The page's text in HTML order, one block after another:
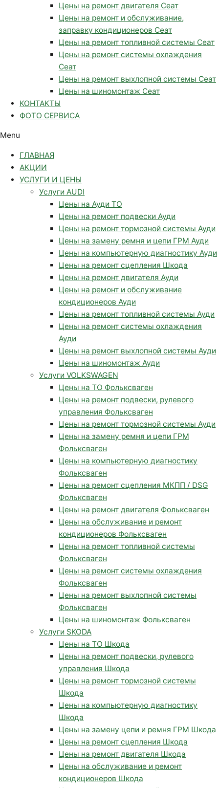
Цены на ремонт двигателя Сеат
Цены на ремонт и обслуживание,
заправку кондиционеров Сеат
Цены на ремонт топливной системы Сеат
Цены на ремонт системы охлаждения
Сеат
Цены на ремонт выхлопной системы Сеат
Цены на шиномонтаж Сеат
КОНТАКТЫ
ФОТО СЕРВИСА
Menu
ГЛАВНАЯ
АКЦИИ
УСЛУГИ И ЦЕНЫ
Услуги AUDI
Цены на Ауди ТО
Цены на ремонт подвески Ауди
Цены на ремонт тормозной системы Ауди
Цены на замену ремня и цепи ГРМ Ауди
Цены на компьютерную диагностику Ауди
Цены на ремонт сцепления Шкода
Цены на ремонт двигателя Ауди
Цены на ремонт и обслуживание
кондиционеров Ауди
Цены на ремонт топливной системы Ауди
Цены на ремонт системы охлаждения
Ауди
Цены на ремонт выхлопной системы Ауди
Цены на шиномонтаж Ауди
Услуги VOLKSWAGEN
Цены на ТО Фольксваген
Цены на ремонт подвески, рулевого
управления Фольксваген
Цены на ремонт тормозной системы Ауди
Цены на замену ремня и цепи ГРМ
Фольксваген
Цены на компьютерную диагностику
Фольксваген
Цены на ремонт сцепления МКПП / DSG
Фольксваген
Цены на ремонт двигателя Фольксваген
Цены на обслуживание и ремонт
кондиционеров Фольксваген
Цены на ремонт топливной системы
Фольксваген
Цены на ремонт системы охлаждения
Фольксваген
Цены на ремонт выхлопной системы
Фольксваген
Цены на шиномонтаж Фольксваген
Услуги SKODA
Цены на ТО Шкода
Цены на ремонт подвески, рулевого
управления Шкода
Цены на ремонт тормозной системы
Шкода
Цены на компьютерную диагностику
Шкода
Цены на замену цепи и ремня ГРМ Шкода
Цены на ремонт сцепления Шкода
Цены на ремонт двигателя Шкода
Цены на обслуживание и ремонт
кондиционеров Шкода